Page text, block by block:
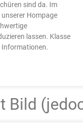
sind da. Im
Hompage
lassen. Klasse
Informationen.
Bild